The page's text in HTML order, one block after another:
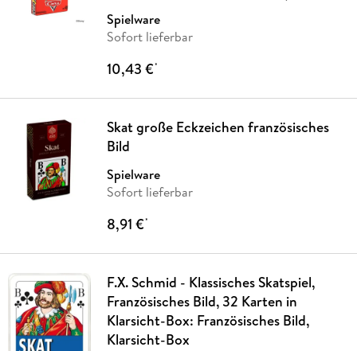
Spielware
Sofort lieferbar
10,43 €*
Skat große Eckzeichen französisches
Bild
Spielware
Sofort lieferbar
8,91 €*
F.X. Schmid - Klassisches Skatspiel,
Französisches Bild, 32 Karten in
Klarsicht-Box: Französisches Bild,
Klarsicht-Box